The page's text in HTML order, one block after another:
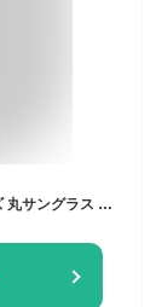
丸型 カラーサングラス 丸メガネ レディース メンズ 丸サングラス ラウンドフレーム UVカット 紫外線対策 おすすめ おしゃれ トレンド ドライブ 海 ビーチ メタルフレーム メタルサングラス まんまる ブランド ミラーサングラス